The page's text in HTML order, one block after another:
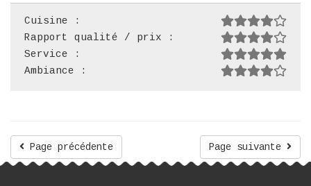
Cuisine :
Rapport qualité / prix :
Service :
Ambiance :
Page suivante
Page précédente